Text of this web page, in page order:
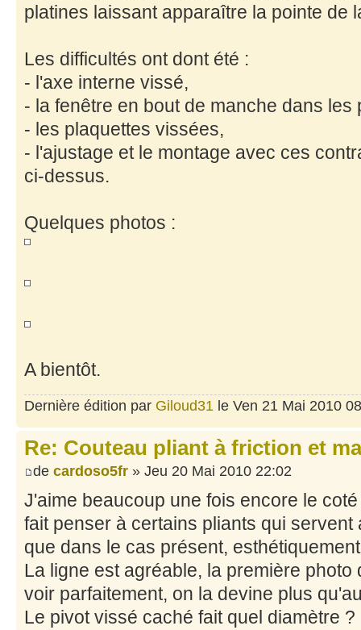
platines laissant apparaître la pointe de
Les difficultés ont dont été :
- l'axe interne vissé,
- la fenêtre en bout de manche dans les
- les plaquettes vissées,
- l'ajustage et le montage avec ces
ci-dessus.
Quelques photos :
A bientôt.
Dernière édition par Giloud31 le Ven 21 Mai 2010
Re: Couteau pliant à friction et
de cardoso5fr » Jeu 20 Mai 2010 22:02
J'aime beaucoup une fois encore le
fait penser à certains pliants qui
que dans le cas présent,
La ligne est agréable, la première
voir parfaitement, on la devine plus
Le pivot vissé caché fait quel diamètre